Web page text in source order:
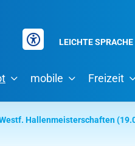
LEICHTE SPRACHE
mobile Freizeit
Hallenmeisterschaften